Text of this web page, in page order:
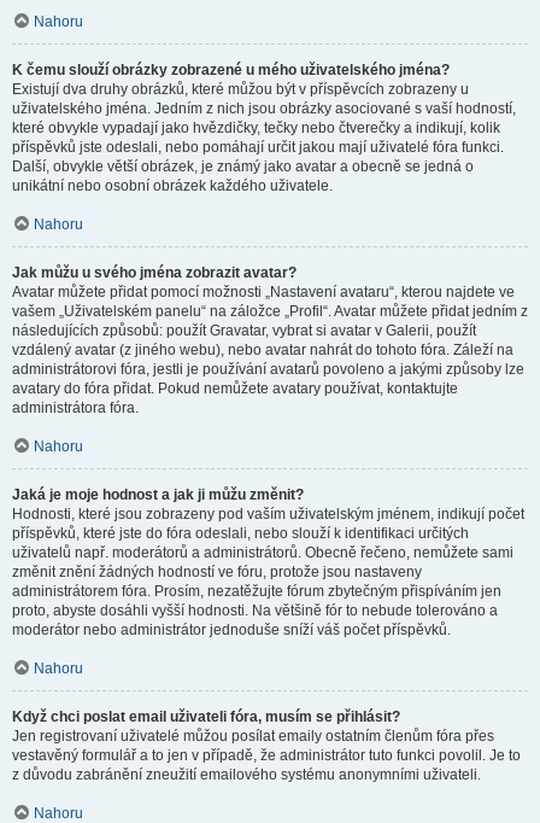
Nahoru
K čemu slouží obrázky zobrazené u mého uživatelského jména?
Existují dva druhy obrázků, které můžou být v příspěvcích zobrazeny u
uživatelského jména. Jedním z nich jsou obrázky asociované s vaší hodností,
které obvykle vypadají jako hvězdičky, tečky nebo čtverečky a indikují, kolik
příspěvků jste odeslali, nebo pomáhají určit jakou mají uživatelé fóra funkci.
Další, obvykle větší obrázek, je známý jako avatar a obecně se jedná o
unikátní nebo osobní obrázek každého uživatele.
Nahoru
Jak můžu u svého jména zobrazit avatar?
Avatar můžete přidat pomocí možnosti „Nastavení avataru“, kterou najdete ve
vašem „Uživatelském panelu“ na záložce „Profil“. Avatar můžete přidat jedním z
následujících způsobů: použít Gravatar, vybrat si avatar v Galerii, použít
vzdálený avatar (z jiného webu), nebo avatar nahrát do tohoto fóra. Záleží na
administrátorovi fóra, jestli je používání avatarů povoleno a jakými způsoby lze
avatary do fóra přidat. Pokud nemůžete avatary používat, kontaktujte
administrátora fóra.
Nahoru
Jaká je moje hodnost a jak ji můžu změnit?
Hodnosti, které jsou zobrazeny pod vaším uživatelským jménem, indikují počet
příspěvků, které jste do fóra odeslali, nebo slouží k identifikaci určitých
uživatelů např. moderátorů a administrátorů. Obecně řečeno, nemůžete sami
změnit znění žádných hodností ve fóru, protože jsou nastaveny
administrátorem fóra. Prosím, nezatěžujte fórum zbytečným přispíváním jen
proto, abyste dosáhli vyšší hodnosti. Na většině fór to nebude tolerováno a
moderátor nebo administrátor jednoduše sníží váš počet příspěvků.
Nahoru
Když chci poslat email uživateli fóra, musím se přihlásit?
Jen registrovaní uživatelé můžou posílat emaily ostatním členům fóra přes
vestavěný formulář a to jen v případě, že administrátor tuto funkci povolil. Je to
z důvodu zabránění zneužití emailového systému anonymními uživateli.
Nahoru